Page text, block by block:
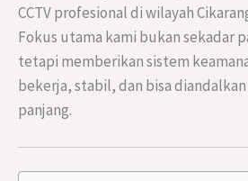
CCTV profesional di wilayah
Fokus utama kami bukan sekadar
tetapi memberikan sistem
bekerja, stabil, dan bisa
panjang.